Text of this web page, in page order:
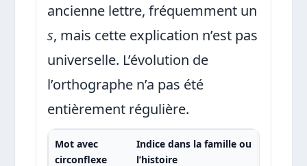
ancienne lettre, fréquemment un
s, mais cette explication n’est pas
universelle. L’évolution de
l’orthographe n’a pas été
entièrement régulière.
Mot avec
circonflexe
Indice dans la famille ou
l’histoire